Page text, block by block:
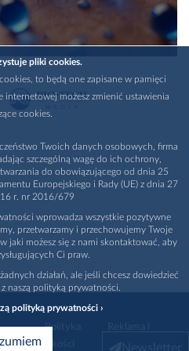
Polityka
promocja
pliki cookies.
to będą one zapisane w pamięci
internetowej możesz zmienić ustawienia
cookies.
Twoich danych osobowych, firma
szczególną wagę do ich ochrony,
do obowiązującego od dnia 25
Europejskiego i Rady (UE) z dnia 27
r. nr 2016/679
wprowadza wszystkie pozytywne
przetwarzamy i przechowujemy Twoje
jaki możesz się z nami skontaktować, aby
Ci praw.
działań, ale jeśli chcesz dowiedzieć
naszą polityką prywatności.
polityką prywatności ›
Newsletter